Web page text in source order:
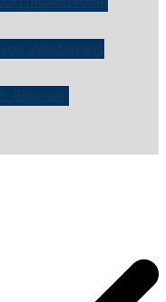
Westen aus
(Brüssel)